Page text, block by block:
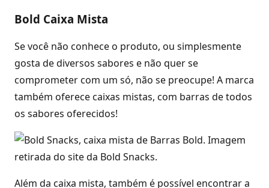
Bold Caixa Mista
Se você não conhece o produto, ou simplesmente
gosta de diversos sabores e não quer se
comprometer com um só, não se preocupe! A marca
também oferece caixas mistas, com barras de todos
os sabores oferecidos!
Além da caixa mista, também é possível encontrar a